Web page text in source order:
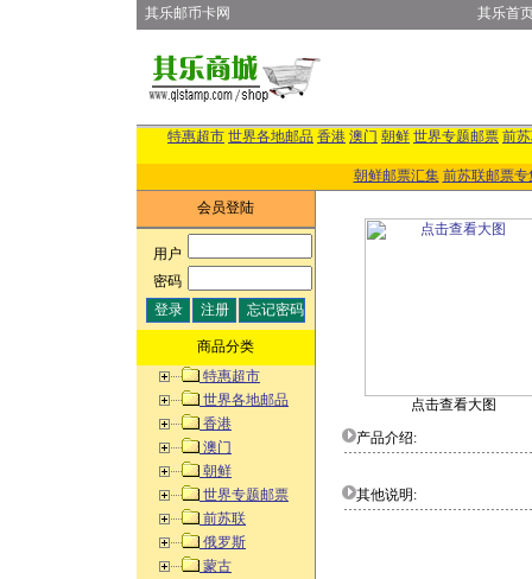
其乐邮币卡网 其乐首
特惠超市 世界各地邮品 香港 澳门 朝鲜 世界专题邮票 前
朝鲜邮票汇集 前苏联邮票专
会员登陆
用户:
密码:
商品分类
特惠超市
世界各地邮品
香港
澳门
朝鲜
世界专题邮票
前苏联
俄罗斯
蒙古
点击查看大图
产品介绍:
其他说明: